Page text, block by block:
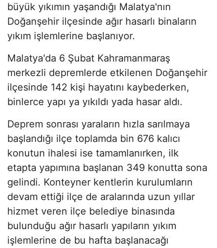
büyük yıkımın yaşandığı Malatya'nın
Doğanşehir ilçesinde ağır hasarlı binaların
yıkım işlemlerine başlanıyor.
Malatya'da 6 Şubat Kahramanmaraş
merkezli depremlerde etkilenen Doğanşehir
ilçesinde 142 kişi hayatını kaybederken,
binlerce yapı ya yıkıldı yada hasar aldı.
Deprem sonrası yaraların hızla sarılmaya
başlandığı ilçe toplamda bin 676 kalıcı
konutun ihalesi ise tamamlanırken, ilk
etapta yapımına başlanan 349 konutta sona
gelindi. Konteyner kentlerin kurulumların
devam ettiği ilçe de aralarında uzun yıllar
hizmet veren ilçe belediye binasında
bulunduğu ağır hasarlı yapıların yıkım
işlemlerine de bu hafta başlanacağı